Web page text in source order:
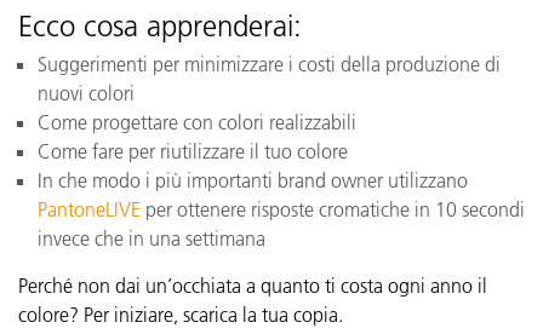
Ecco cosa apprenderai:
Suggerimenti per minimizzare i costi della produzione di
nuovi colori
Come progettare con colori realizzabili
Come fare per riutilizzare il tuo colore
In che modo i più importanti brand owner utilizzano
PantoneLIVE per ottenere risposte cromatiche in 10 secondi
invece che in una settimana
Perché non dai un’occhiata a quanto ti costa ogni anno il
colore? Per iniziare, scarica la tua copia.